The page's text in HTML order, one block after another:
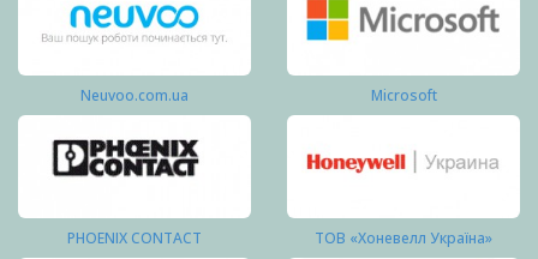
Neuvoo.com.ua Microsoft
PHOENIX CONTACT ТОВ «Хоневелл Україна»